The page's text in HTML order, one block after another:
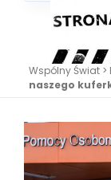
Wspólny Świat >
naszego